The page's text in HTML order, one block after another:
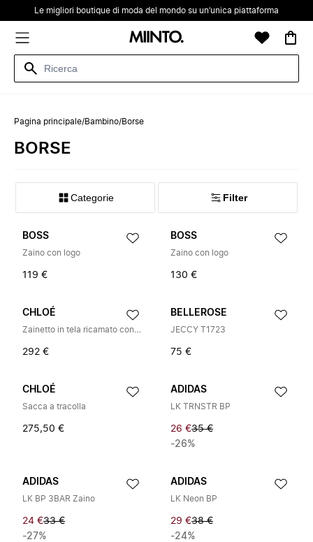
Le migliori boutique di moda del mondo su un’unica piattaforma
Pagina principale/Bambino/Borse
BORSE
Categorie Filter
BOSS
Zaino con logo
119 €
BOSS
Zaino con logo
130 €
CHLOÉ
Zainetto in tela ricamato con logo
292 €
BELLEROSE
JECCY T1723
75 €
CHLOÉ
Sacca a tracolla
275,50 €
ADIDAS
LK TRNSTR BP
26 €35 €
-26%
ADIDAS
LK BP 3BAR Zaino
24 €33 €
-27%
ADIDAS
LK Neon BP
29 €38 €
-24%